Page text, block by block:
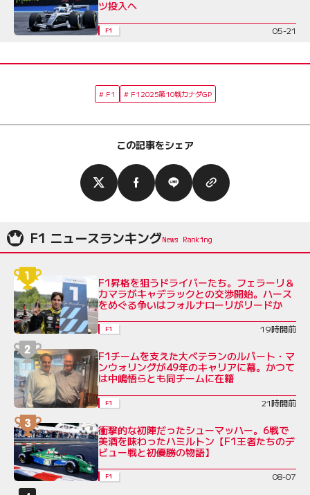
ツ投入へ
F1 05-21
F1 F12025第10戦カナダGP
この記事をシェア
F1 ニュースランキング
F1昇格を狙うドライバーたち。フェラーリ＆
カマラがキャデラックとの交渉開始。ハース
をめぐる争いはフォルナローリがリードか
F1 19時間前
F1チームを支えた大ベテランのルパート・マ
ンウォリングが49年のキャリアに幕。かつて
は中嶋悟らとも同チームに在籍
F1 21時間前
衝撃的な初陣だったシューマッハー。6戦で
美酒を味わったハミルトン【F1王者たちのデ
ビュー戦と初優勝の物語】
F1 08-07